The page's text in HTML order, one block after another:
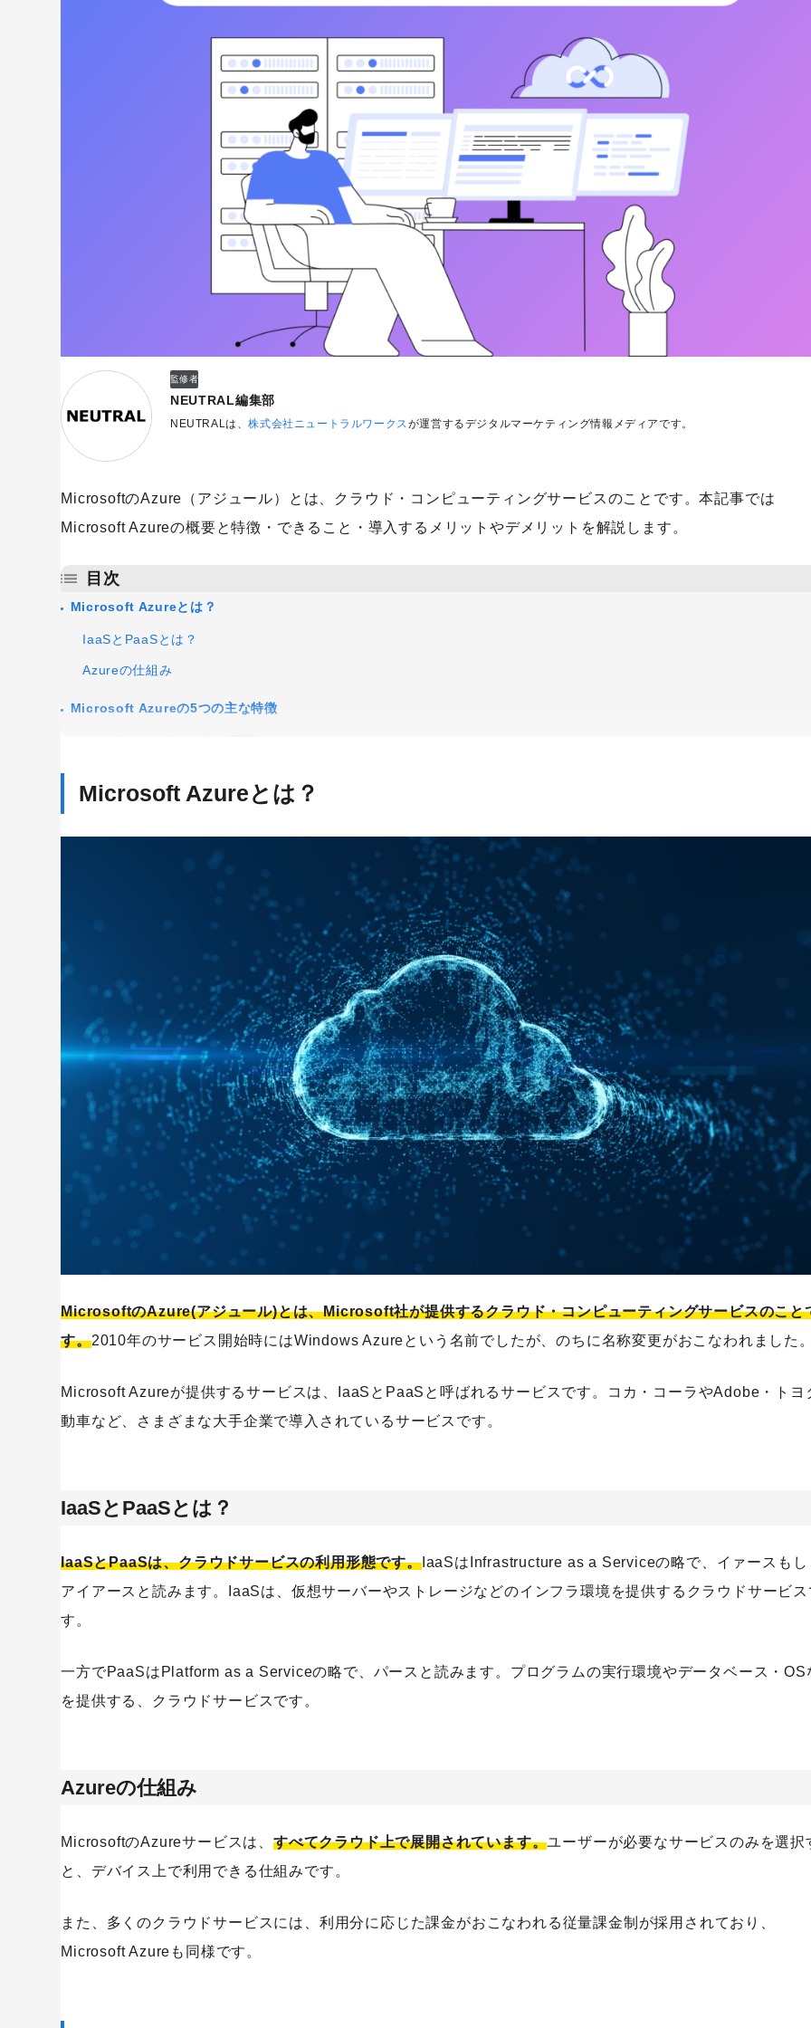
監修者
NEUTRAL編集部
NEUTRALは、株式会社ニュートラルワークスが運営するデジタルマーケティング情報メディアです。
MicrosoftのAzure（アジュール）とは、クラウド・コンピューティングサービスのことです。本記事では
Microsoft Azureの概要と特徴・できること・導入するメリットやデメリットを解説します。
目次
Microsoft Azureとは？
IaaSとPaaSとは？
Azureの仕組み
Microsoft Azureの5つの主な特徴
災害対策が万全
Microsoft Azureでできる主なこととは？
ID管理とセキュリティ保護を実現
専門知識がなくても人工知能（AI）を利用できる
Webサービスを運用できる
チームでシステム開発を効率的に進められる
新しいストレージを用意できる
既存のサービスをクラウドに移行できる
Microsoft Azureの3つのメリット
日本円での支払いができる
既存サービスとの連携や移行がしやすい
Windows系オンプレミスサーバーとの親和性の高さ
Microsoft Azureの2つのデメリット
24時間365日の日本語対応窓口の使用が限定的
Microsoft Azureでさまざまなサービスをクラウドで使おう
Microsoft Azureとは？
MicrosoftのAzure(アジュール)とは、Microsoft社が提供するクラウド・コンピューティングサービスのこと
す。2010年のサービス開始時にはWindows Azureという名前でしたが、のちに名称変更がおこなわれました。
Microsoft Azureが提供するサービスは、IaaSとPaaSと呼ばれるサービスです。コカ・コーラやAdobe・トヨ
動車など、さまざまな大手企業で導入されているサービスです。
IaaSとPaaSとは？
IaaSとPaaSは、クラウドサービスの利用形態です。IaaSはInfrastructure as a Serviceの略で、イァースもし
アイアースと読みます。IaaSは、仮想サーバーやストレージなどのインフラ環境を提供するクラウドサービス
す。
一方でPaaSはPlatform as a Serviceの略で、パースと読みます。プログラムの実行環境やデータベース・OS
を提供する、クラウドサービスです。
Azureの仕組み
MicrosoftのAzureサービスは、すべてクラウド上で展開されています。ユーザーが必要なサービスのみを選択
と、デバイス上で利用できる仕組みです。
また、多くのクラウドサービスには、利用分に応じた課金がおこなわれる従量課金制が採用されており、
Microsoft Azureも同様です。